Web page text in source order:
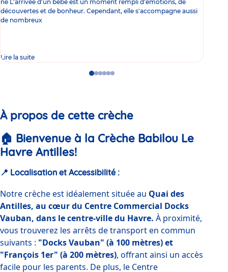
né L'arrivée d'un bébé est un moment rempli d'émotions, de
découvertes et de bonheur. Cependant, elle s'accompagne aussi
de nombreux
Lire la suite
GoGoGoGo
GoGo
À propos de cette crèche
🏠 Bienvenue à la Crèche Babilou Le
Havre Antilles!
📍 Localisation et Accessibilité :
Notre crèche est idéalement située au Quai des
Antilles, au cœur du Centre Commercial Docks
Vauban, dans le centre-ville du Havre. À proximité,
vous trouverez les arrêts de transport en commun
suivants : "Docks Vauban" (à 100 mètres) et
"François 1er" (à 200 mètres), offrant ainsi un accès
facile pour les parents. De plus, le Centre